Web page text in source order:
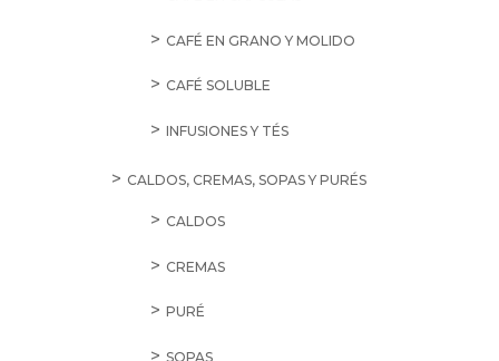
CAFÉ EN GRANO Y MOLIDO
CAFÉ SOLUBLE
INFUSIONES Y TÉS
CALDOS, CREMAS, SOPAS Y PURÉS
CALDOS
CREMAS
PURÉ
SOPAS